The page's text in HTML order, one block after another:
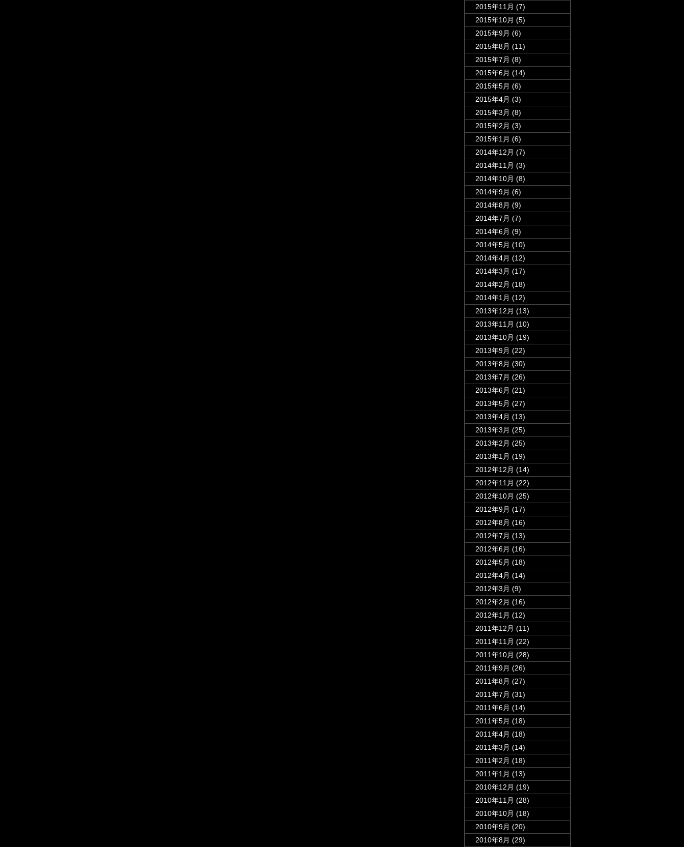
2015年11月 (7)
2015年10月 (5)
2015年9月 (6)
2015年8月 (11)
2015年7月 (8)
2015年6月 (14)
2015年5月 (6)
2015年4月 (3)
2015年3月 (8)
2015年2月 (3)
2015年1月 (6)
2014年12月 (7)
2014年11月 (3)
2014年10月 (8)
2014年9月 (6)
2014年8月 (9)
2014年7月 (7)
2014年6月 (9)
2014年5月 (10)
2014年4月 (12)
2014年3月 (17)
2014年2月 (18)
2014年1月 (12)
2013年12月 (13)
2013年11月 (10)
2013年10月 (19)
2013年9月 (22)
2013年8月 (30)
2013年7月 (26)
2013年6月 (21)
2013年5月 (27)
2013年4月 (13)
2013年3月 (25)
2013年2月 (25)
2013年1月 (19)
2012年12月 (14)
2012年11月 (22)
2012年10月 (25)
2012年9月 (17)
2012年8月 (16)
2012年7月 (13)
2012年6月 (16)
2012年5月 (18)
2012年4月 (14)
2012年3月 (9)
2012年2月 (16)
2012年1月 (12)
2011年12月 (11)
2011年11月 (22)
2011年10月 (28)
2011年9月 (26)
2011年8月 (27)
2011年7月 (31)
2011年6月 (14)
2011年5月 (18)
2011年4月 (18)
2011年3月 (14)
2011年2月 (18)
2011年1月 (13)
2010年12月 (19)
2010年11月 (28)
2010年10月 (18)
2010年9月 (20)
2010年8月 (29)